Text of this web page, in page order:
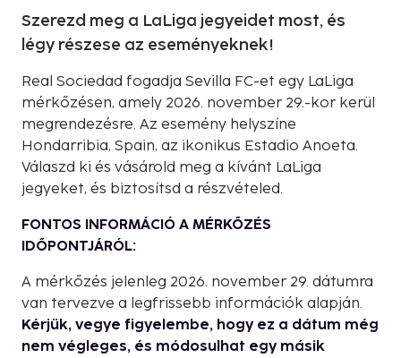
Szerezd meg a LaLiga jegyeidet most, és
légy részese az eseményeknek!
Real Sociedad fogadja Sevilla FC-et egy LaLiga
mérkőzésen, amely 2026. november 29.-kor kerül
megrendezésre. Az esemény helyszíne
Hondarribia, Spain, az ikonikus Estadio Anoeta.
Válaszd ki és vásárold meg a kívánt LaLiga
jegyeket, és biztosítsd a részvételed.
FONTOS INFORMÁCIÓ A MÉRKŐZÉS
IDŐPONTJÁRÓL:
A mérkőzés jelenleg 2026. november 29. dátumra
van tervezve a legfrissebb információk alapján.
Kérjük, vegye figyelembe, hogy ez a dátum még
nem végleges, és módosulhat egy másik